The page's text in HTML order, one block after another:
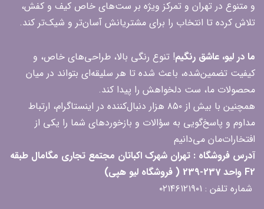
و متنوع در تهران و تمرکز ویژه بر ست‌های خاص کیف و کفش،
تلاش کرده تا انتخاب را برای مشتریانش آسان‌تر و شیک‌تر کند.
ما در لیو، عاشق رنگیم! تنوع رنگی بالا، طراحی‌های خاص، و
کیفیت تضمین‌شده، باعث شده تا هر سلیقه‌ای بتواند در میان
محصولات ما، ست دلخواهش را پیدا کند.
همچنین با بیش از ۸۵۰ هزار دنبال‌کننده در اینستاگرام، ارتباط
مداوم و پاسخ‌گویی به سؤالات و بازخوردهای شما را یکی از
افتخارات‌مان می‌دانیم
آدرس فروشگاه : تهران شهرک اکباتان مجتمع تجاری مگامال طبقه
F2 واحد 237-239 ( فروشگاه لیو هپی)
شماره تلفن : ۰۲۱۴۶۱۲۱۹۰۱